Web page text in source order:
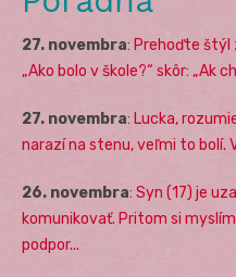
27. novembra: Prehoďte štýl
„Ako bolo v škole?“ skôr: „Ak
27. novembra: Lucka,
narazí na stenu, veľmi to bolí.
26. novembra: Syn (17) je
komunikovať. Pritom si
podpor...